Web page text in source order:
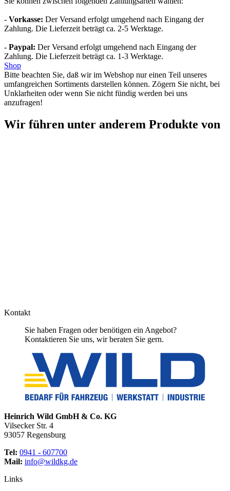
- Vorkasse: Der Versand erfolgt umgehend nach Eingang der
Zahlung. Die Lieferzeit beträgt ca. 2-5 Werktage.
- Paypal: Der Versand erfolgt umgehend nach Eingang der
Zahlung. Die Lieferzeit beträgt ca. 1-3 Werktage.
Shop
Bitte beachten Sie, daß wir im Webshop nur einen Teil unseres
umfangreichen Sortiments darstellen können. Zögern Sie nicht, bei
Unklarheiten oder wenn Sie nicht fündig werden bei uns
anzufragen!
Wir führen unter anderem Produkte von
Kontakt
Sie haben Fragen oder benötigen ein Angebot?
Kontaktieren Sie uns, wir beraten Sie gern.
Heinrich Wild GmbH & Co. KG
Vilsecker Str. 4
93057 Regensburg
Tel: 0941 - 607700
Mail: info@wildkg.de
Links